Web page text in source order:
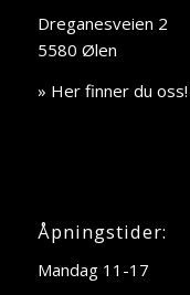
Dreganesveien 2
5580 Ølen
» Her finner du oss!
Åpningstider:
Mandag 11-17